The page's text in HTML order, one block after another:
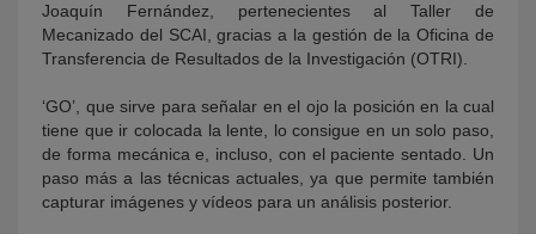
Joaquín Fernández, pertenecientes al Taller de
Mecanizado del SCAI, gracias a la gestión de la Oficina de
Transferencia de Resultados de la Investigación (OTRI).
‘GO’, que sirve para señalar en el ojo la posición en la cual
tiene que ir colocada la lente, lo consigue en un solo paso,
de forma mecánica e, incluso, con el paciente sentado. Un
paso más a las técnicas actuales, ya que permite también
capturar imágenes y vídeos para un análisis posterior.